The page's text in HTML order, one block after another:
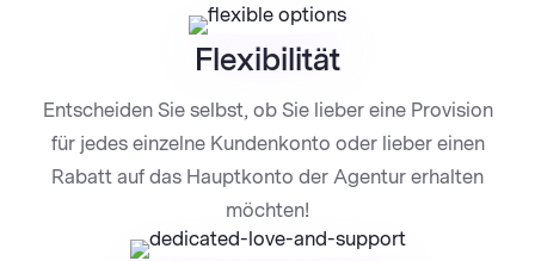
Flexibilität
Entscheiden Sie selbst, ob Sie lieber eine Provision
für jedes einzelne Kundenkonto oder lieber einen
Rabatt auf das Hauptkonto der Agentur erhalten
möchten!